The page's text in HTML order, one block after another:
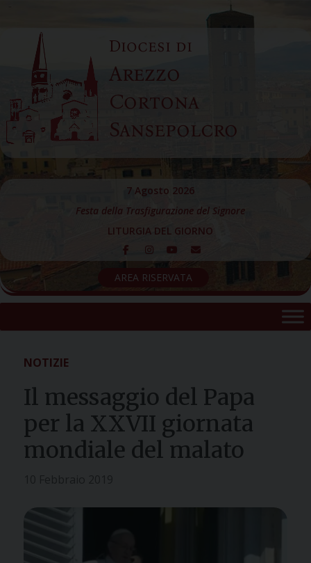
content
Diocesi di
Arezzo
Cortona
Sansepolcro
7 Agosto 2026
Festa della Trasfigurazione del Signore
LITURGIA DEL GIORNO
AREA RISERVATA
NOTIZIE
Il messaggio del Papa
per la XXVII giornata
mondiale del malato